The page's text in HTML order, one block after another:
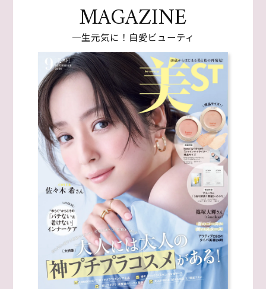
MAGAZINE
一生元気に！自愛ビューティ